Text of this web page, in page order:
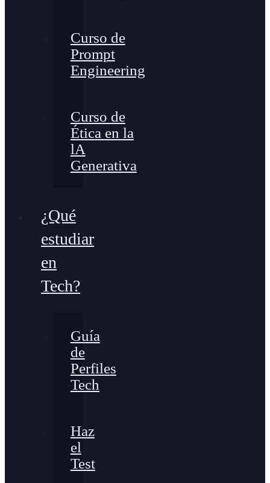
Curso de
Prompt
Engineering
Curso de
Ética en la
lA
Generativa
¿Qué
estudiar
en
Tech?
Guía
de
Perfiles
Tech
Haz
el
Test